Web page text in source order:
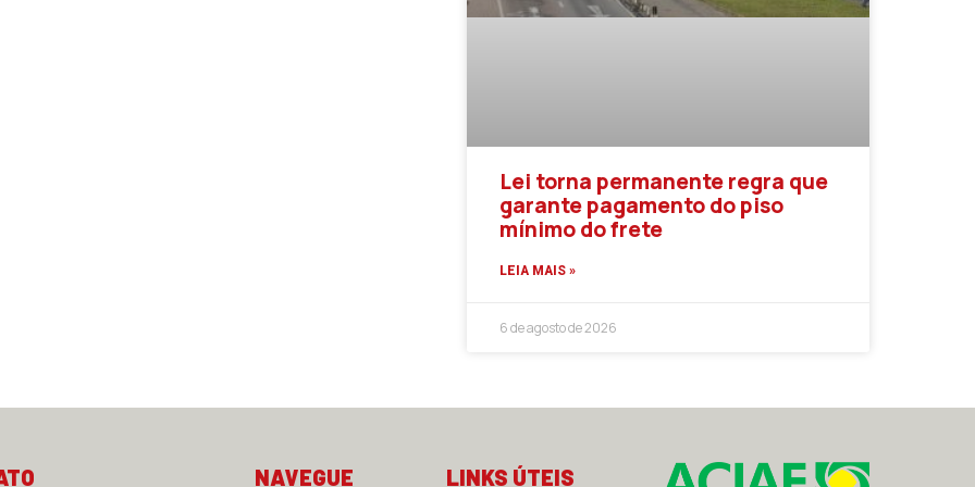
Lei torna permanente regra que
garante pagamento do piso
mínimo do frete
LEIA MAIS »
6 de agosto de 2026
NAVEGUE LINKS ÚTEIS